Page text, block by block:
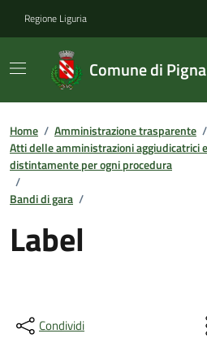
Regione Liguria
Comune di Pigna
Home / Amministrazione trasparente /
Atti delle amministrazioni aggiudicatrici
distintamente per ogni procedura
/
Bandi di gara /
Label
Condividi